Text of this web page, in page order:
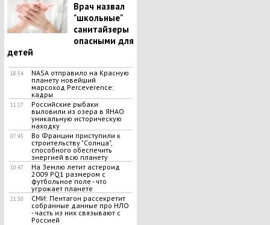
Врач назвал
"школьные"
санитайзеры
опасными для
детей
18:54
​NASA отправило на Красную
планету новейший
марсоход Perceverence:
кадры
11:17
Российские рыбаки
выловили из озера в ЯНАО
уникальную историческую
находку
07:45
Во Франции приступили к
строительству "Солнца",
способного обеспечить
энергией всю планету
10:47
На Землю летит астероид
2009 PQ1 размером с
футбольное поле - что
угрожает планете
21:30
СМИ: Пентагон рассекретит
собранные данные про НЛО
- часть из них связывают с
Россией